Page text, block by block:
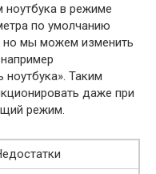
ноутбука в режиме
по умолчанию
но мы можем изменить
ноутбука». Таким
даже при
режим.